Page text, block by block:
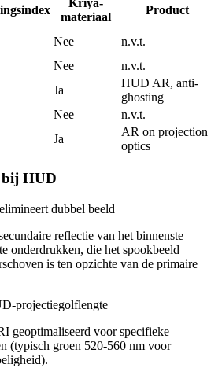
materiaal
Product
Nee
n.v.t.
Nee
n.v.t.
Ja
HUD AR, anti-
ghosting
Nee
n.v.t.
Ja
AR on projection
optics
HUD
dubbel beeld
reflectie van het binnenste
onderdrukken, die het spookbeeld
is ten opzichte van de primaire
projectiegolflengte
geoptimaliseerd voor specifieke
(typisch groen 520-560 nm voor